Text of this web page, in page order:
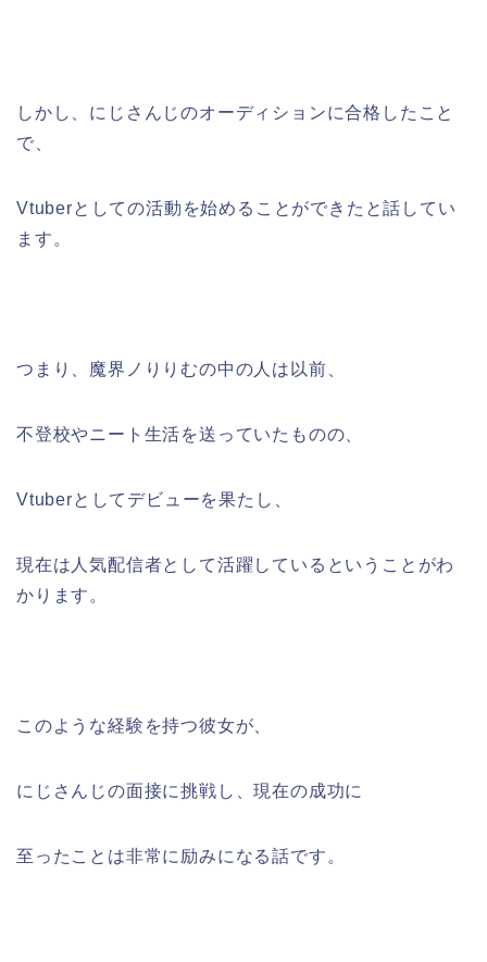
しかし、にじさんじのオーディションに合格したこと
で、
Vtuberとしての活動を始めることができたと話してい
ます。
つまり、魔界ノりりむの中の人は以前、
不登校やニート生活を送っていたものの、
Vtuberとしてデビューを果たし、
現在は人気配信者として活躍しているということがわ
かります。
このような経験を持つ彼女が、
にじさんじの面接に挑戦し、現在の成功に
至ったことは非常に励みになる話です。